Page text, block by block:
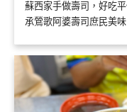
蘇西家手做壽司，好吃
承鶯歌阿婆壽司庶民美味